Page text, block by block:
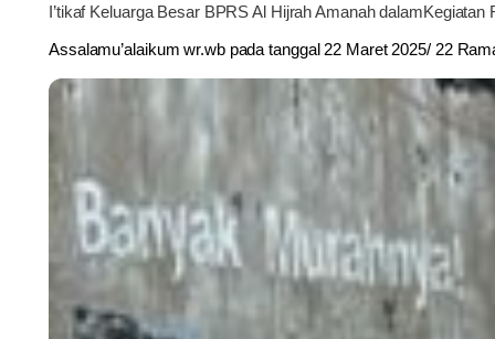
I’tikaf Keluarga Besar BPRS Al Hijrah Amanah dalamKegiatan
Assalamu’alaikum wr.wb pada tanggal 22 Maret 2025/ 22